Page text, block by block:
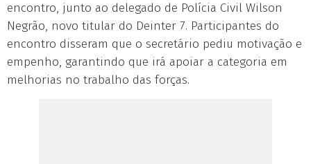
encontro, junto ao delegado de Polícia Civil Wilson
Negrão, novo titular do Deinter 7. Participantes do
encontro disseram que o secretário pediu motivação e
empenho, garantindo que irá apoiar a categoria em
melhorias no trabalho das forças.